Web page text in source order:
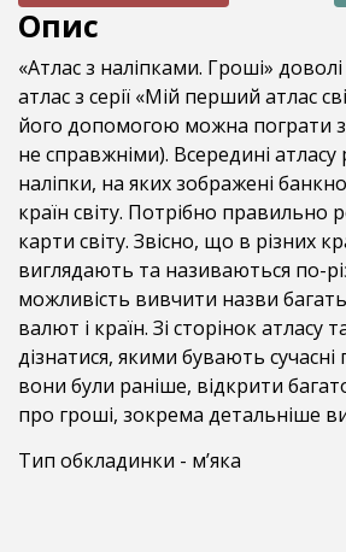
Опис
«Атлас з наліпками. Гроші»
атлас з серії «Мій перший атлас
його допомогою можна пограти
не справжніми). Всередині атласу
наліпки, на яких зображені
країн світу. Потрібно правильно
карти світу. Звісно, що в різних
виглядають та називаються по-
можливість вивчити назви
валют і країн. Зі сторінок атласу
дізнатися, якими бувають
вони були раніше, відкрити
про гроші, зокрема детальніше
Тип обкладинки - м’яка